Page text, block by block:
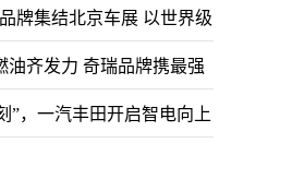
牌集结北京车展 以世界级
油齐发力 奇瑞品牌携最强
”，一汽丰田开启智电向上